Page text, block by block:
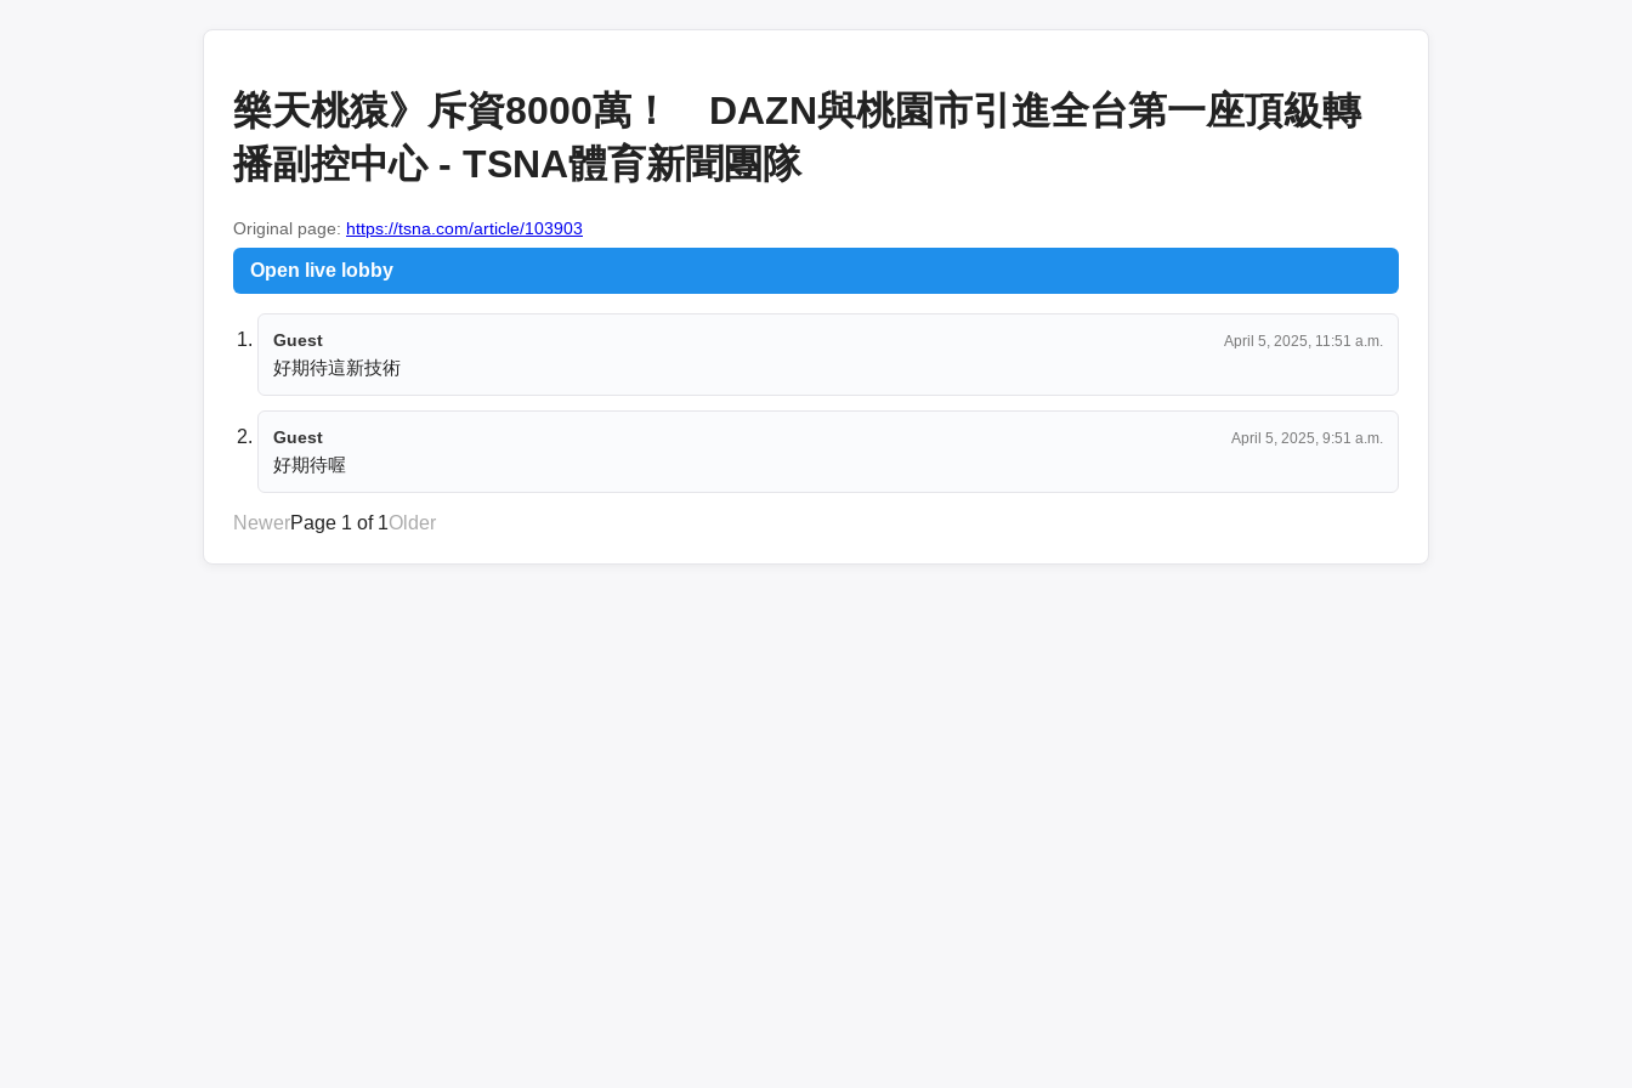
樂天桃猿》斥資8000萬！ DAZN與桃園市引進全台第一座頂級轉
播副控中心 - TSNA體育新聞團隊
Original page: https://tsna.com/article/103903
Open live lobby
Guest April 5, 2025, 11:51 a.m.
好期待這新技術
Guest April 5, 2025, 9:51 a.m.
好期待喔
NewerPage 1 of 1Older